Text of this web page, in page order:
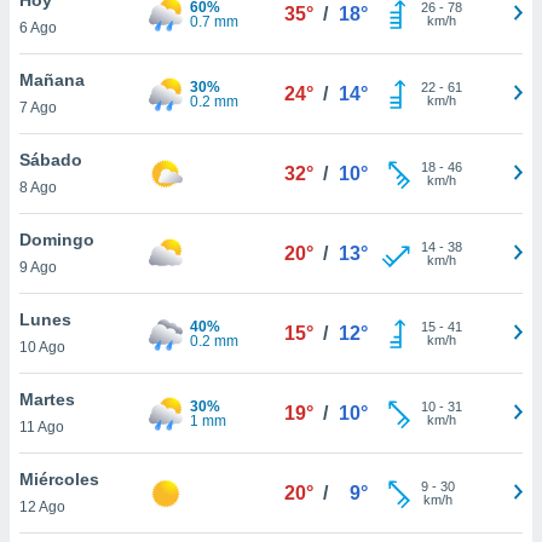
y
en
más
de
6 Ago
60%
0.7 mm
35° / 18° 26- 78
km/h
Mañana
7 Ago
30%
0.2 mm
24° / 14° 22- 61
km/h
Sábado
8 Ago
32° / 10° 18- 46
km/h
Domingo
9 Ago
20° / 13° 14- 38
km/h
Lunes
10 Ago
40%
0.2 mm
15° / 12° 15- 41
km/h
Martes
11 Ago
30%
1 mm
19° / 10° 10- 31
km/h
Miércoles
12 Ago
20° / 9° 9- 30
km/h